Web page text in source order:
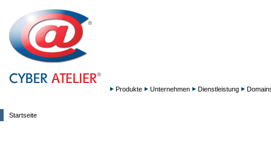
Startseite
Produkte Unternehmen Dienstleistung